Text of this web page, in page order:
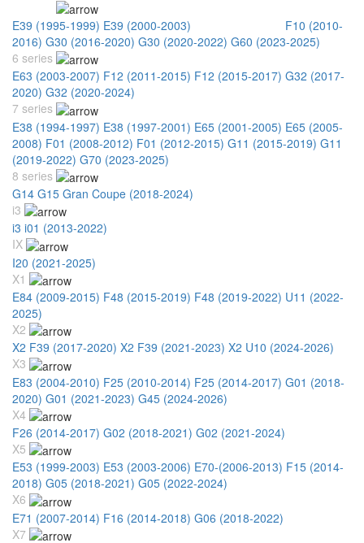
E39 (1995-1999) E39 (2000-2003)
F10 (2010-
2016) G30 (2016-2020) G30 (2020-2022) G60 (2023-2025)
6 series
E63 (2003-2007) F12 (2011-2015) F12 (2015-2017) G32 (2017-
2020) G32 (2020-2024)
7 series
E38 (1994-1997) E38 (1997-2001) E65 (2001-2005) E65 (2005-
2008) F01 (2008-2012) F01 (2012-2015) G11 (2015-2019) G11
(2019-2022) G70 (2023-2025)
8 series
G14 G15 Gran Coupe (2018-2024)
i3
i3 i01 (2013-2022)
IX
I20 (2021-2025)
X1
E84 (2009-2015) F48 (2015-2019) F48 (2019-2022) U11 (2022-
2025)
X2
X2 F39 (2017-2020) X2 F39 (2021-2023) X2 U10 (2024-2026)
X3
E83 (2004-2010) F25 (2010-2014) F25 (2014-2017) G01 (2018-
2020) G01 (2021-2023) G45 (2024-2026)
X4
F26 (2014-2017) G02 (2018-2021) G02 (2021-2024)
X5
E53 (1999-2003) E53 (2003-2006) E70-(2006-2013) F15 (2014-
2018) G05 (2018-2021) G05 (2022-2024)
X6
E71 (2007-2014) F16 (2014-2018) G06 (2018-2022)
X7